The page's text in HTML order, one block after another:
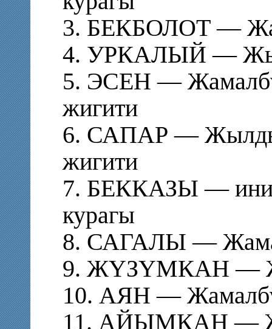
3. БЕКБОЛОТ —
4. УРКАЛЫЙ —
5. ЭСЕН —
жигити
6. САПАР —
жигити
7. БЕККАЗЫ —
курагы
8. САГАЛЫ —
9. ЖҮЗҮМКАН —
10. АЯН —
11. АЙЫМКАН —